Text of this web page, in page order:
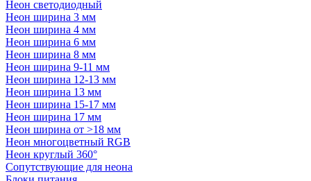
Неон светодиодный
Неон ширина 3 мм
Неон ширина 4 мм
Неон ширина 6 мм
Неон ширина 8 мм
Неон ширина 9-11 мм
Неон ширина 12-13 мм
Неон ширина 13 мм
Неон ширина 15-17 мм
Неон ширина 17 мм
Неон ширина от >18 мм
Неон многоцветный RGB
Неон круглый 360°
Сопутствующие для неона